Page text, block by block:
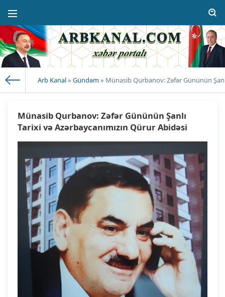
Arb Kanal» Gündəm » Münasib Qurbanov: Zəfər Gününün
Münasib Qurbanov: Zəfər Gününün Şanlı
Tarixi və Azərbaycanımızın Qürur Abidəsi